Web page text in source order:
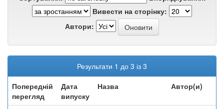
Вивести на сторінку:
Автори:
Результати 1 до 3 із 3
Попередній
перегляд
Дата
випуску
Назва Автор(и)